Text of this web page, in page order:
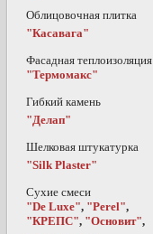
Облицовочная плитка
"Касавага"
Фасадная теплоизоляция
"Термомакс"
Гибкий камень
"Делап"
Шелковая штукатурка
"Silk Plaster"
Сухие смеси
"De Luxe", "Perel",
"КРЕПС", "Основит",